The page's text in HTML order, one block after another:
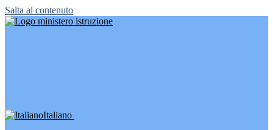
Salta al contenuto
Italiano